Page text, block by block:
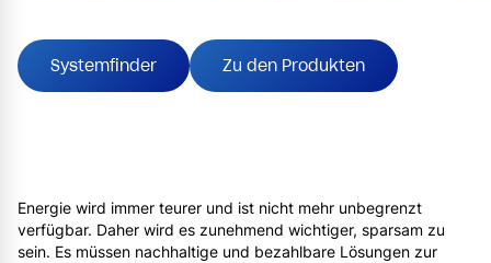
Systemfinder Zu den Produkten
Energie wird immer teurer und ist nicht mehr unbegrenzt
verfügbar. Daher wird es zunehmend wichtiger, sparsam zu
sein. Es müssen nachhaltige und bezahlbare Lösungen zur